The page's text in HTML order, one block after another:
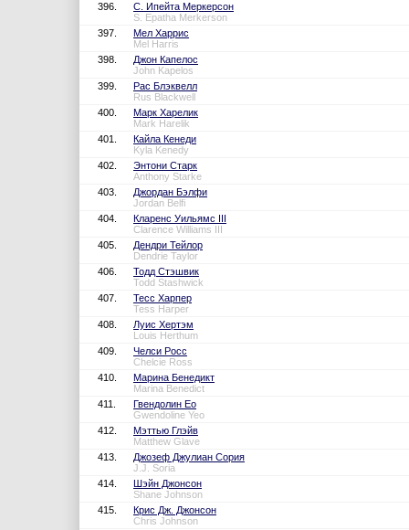
396.
С. Ипейта Меркерсон
S. Epatha Merkerson
397.
Мел Харрис
Mel Harris
398.
Джон Капелос
John Kapelos
399.
Рас Блэквелл
Rus Blackwell
400.
Марк Харелик
Mark Harelik
401.
Кайла Кенеди
Kyla Kenedy
402.
Энтони Старк
Anthony Starke
403.
Джордан Бэлфи
Jordan Belfi
404.
Кларенс Уильямс III
Clarence Williams III
405.
Дендри Тейлор
Dendrie Taylor
406.
Тодд Стэшвик
Todd Stashwick
407.
Тесс Харпер
Tess Harper
408.
Луис Хертэм
Louis Herthum
409.
Челси Росс
Chelcie Ross
410.
Марина Бенедикт
Marina Benedict
411.
Гвендолин Ео
Gwendoline Yeo
412.
Мэттью Глэйв
Matthew Glave
413.
Джозеф Джулиан Сория
J.J. Soria
414.
Шэйн Джонсон
Shane Johnson
415.
Крис Дж. Джонсон
Chris Johnson